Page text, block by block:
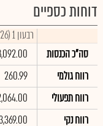
דוחות כספיים
רבעון 1 (2026)
סה"כ הכנסות
רווח גולמי
260.99
רווח תפעולי
רווח נקי